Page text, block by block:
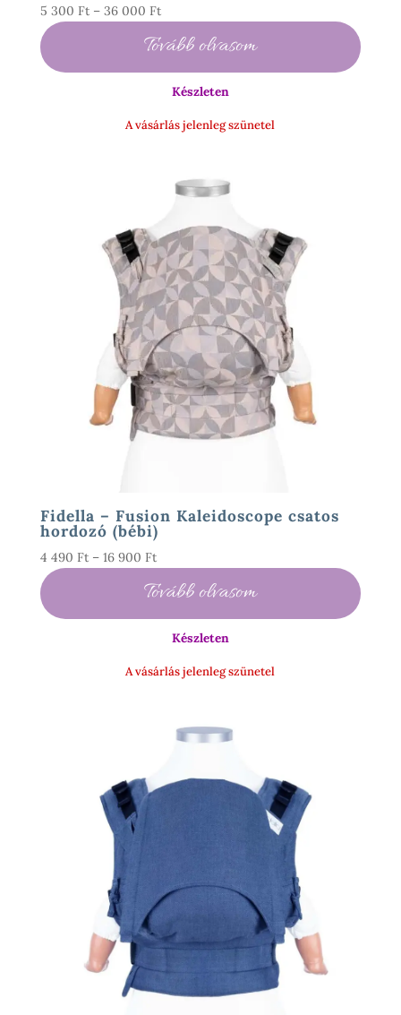
5 300 Ft – 36 000 FtÁrtartomány:
300 Ft
-
36
Tovább olvasom
Készleten
A vásárlás jelenleg szünetel
Fidella – Fusion Kaleidoscope csatos
hordozó (bébi)
4 490 Ft – 16 900 FtÁrtartomány:
490 Ft
-
Tovább olvasom
Készleten
A vásárlás jelenleg szünetel